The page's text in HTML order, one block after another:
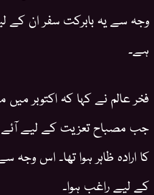
وجہ سے یہ بابرکت سفر ان کے
ہے۔
فخر عالم نے کہا کہ اکتوبر میں
جب مصباح تعزیت کے لیے آئے
کا ارادہ ظاہر ہوا تھا۔ اس
کے لیے راغب ہوا۔